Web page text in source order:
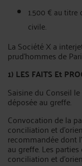
1.500 € au titre
civile.
La Société X a
prud’hommes de
1) LES FAITS Et
Saisine du Conseil
déposée au greffe.
Convocation de la
conciliation et
recommandée dont
au greffe. Les
conciliation et